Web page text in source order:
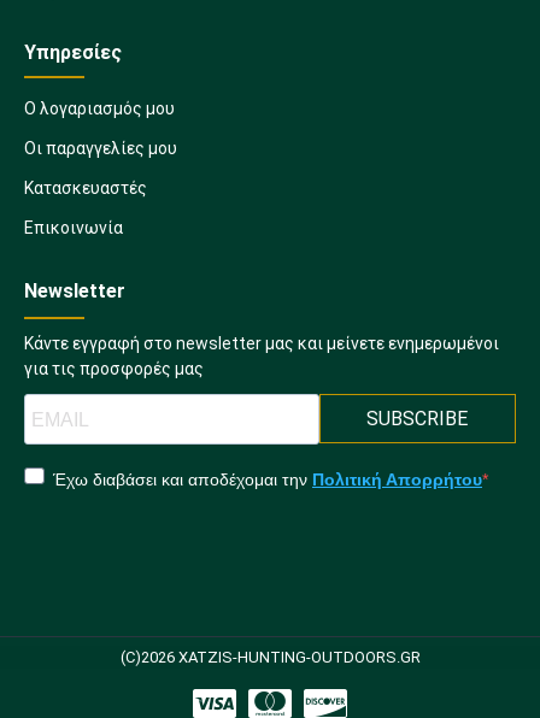
Υπηρεσίες
Ο λογαριασμός μου
Οι παραγγελίες μου
Κατασκευαστές
Επικοινωνία
Newsletter
Κάντε εγγραφή στο newsletter μας και μείνετε ενημερωμένοι
για τις προσφορές μας
SUBSCRIBE
Έχω διαβάσει και αποδέχομαι την Πολιτική Απορρήτου
(C)2026 XATZIS-HUNTING-OUTDOORS.GR